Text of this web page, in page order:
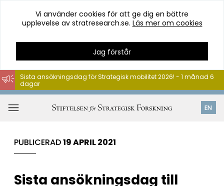
Hoppa
till
innehåll
Vi använder cookies för att ge dig en bättre
upplevelse av stratresearch.se. Läs mer om cookies
Jag förstår
EN
Sista ansökningsdag för Strategisk mobilitet 2026! - 1 månad 6
dagar
PUBLICERAD19 APRIL 2021
Sista ansökningsdag till